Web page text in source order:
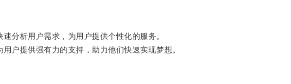
析用户需求，为用户提供个性化的服务。
提供强有力的支持，助力他们快速实现梦想。